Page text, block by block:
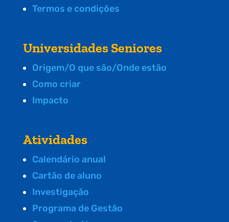
Termos e condições
Universidades Seniores
Origem/O que são/Onde estão
Como criar
Impacto
Atividades
Calendário anual
Cartão de aluno
Investigação
Programa de Gestão